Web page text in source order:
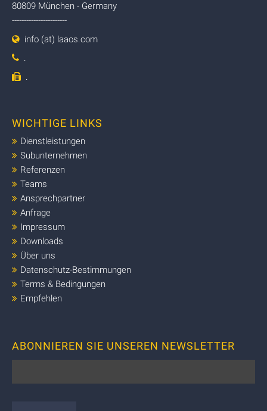
80809 München - Germany
-----------------------
info (at) laaos.com
.
.
WICHTIGE LINKS
Dienstleistungen
Subunternehmen
Referenzen
Teams
Ansprechpartner
Anfrage
Impressum
Downloads
Über uns
Datenschutz-Bestimmungen
Terms & Bedingungen
Empfehlen
ABONNIEREN SIE UNSEREN NEWSLETTER